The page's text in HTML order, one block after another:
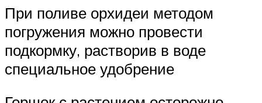
При поливе орхидеи методом
погружения можно провести
подкормку, растворив в воде
специальное удобрение